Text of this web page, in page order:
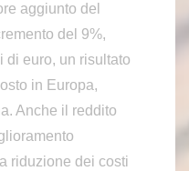
aggiunto del
del 9%,
di euro, un risultato
in Europa,
Anche il reddito
riduzione dei costi